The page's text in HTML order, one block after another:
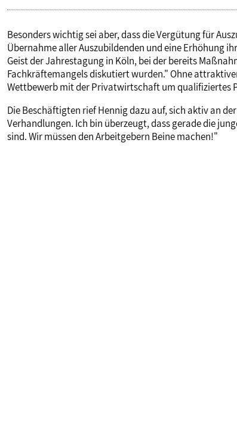
Besonders wichtig sei aber, dass die Vergütung für
Übernahme aller Auszubildenden und eine Erhöhung
Geist der Jahrestagung in Köln, bei der bereits
Fachkräftemangels diskutiert wurden." Ohne
Wettbewerb mit der Privatwirtschaft um qualifiziertes
Die Beschäftigten rief Hennig dazu auf, sich aktiv an
Verhandlungen. Ich bin überzeugt, dass gerade die
sind. Wir müssen den Arbeitgebern Beine machen!"